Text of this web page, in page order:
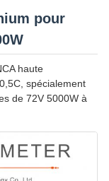
pour
haute
spécialement
de 72V 5000W à